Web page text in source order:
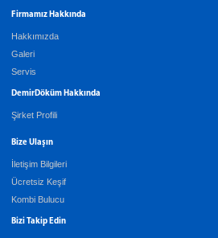
Firmamız Hakkında
Hakkımızda
Galeri
Servis
DemirDöküm Hakkında
Şirket Profili
Bize Ulaşın
İletişim Bilgileri
Ücretsiz Keşif
Kombi Bulucu
Bizi Takip Edin